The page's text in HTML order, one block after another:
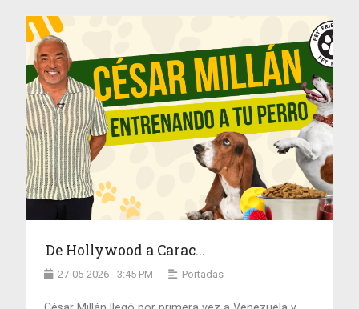
De Hollywood a Carac...
27-05-2026 - 3:45 PM Portadas